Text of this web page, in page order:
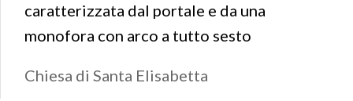
caratterizzata dal portale e da una
monofora con arco a tutto sesto
Chiesa di Santa Elisabetta